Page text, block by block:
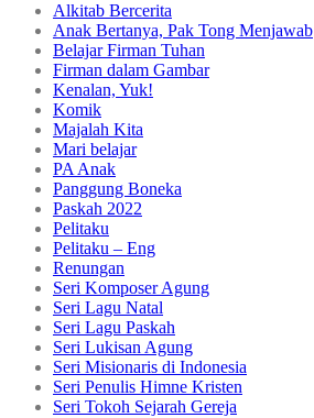
Alkitab Bercerita
Anak Bertanya, Pak Tong Menjawab
Belajar Firman Tuhan
Firman dalam Gambar
Kenalan, Yuk!
Komik
Majalah Kita
Mari belajar
PA Anak
Panggung Boneka
Paskah 2022
Pelitaku
Pelitaku – Eng
Renungan
Seri Komposer Agung
Seri Lagu Natal
Seri Lagu Paskah
Seri Lukisan Agung
Seri Misionaris di Indonesia
Seri Penulis Himne Kristen
Seri Tokoh Sejarah Gereja